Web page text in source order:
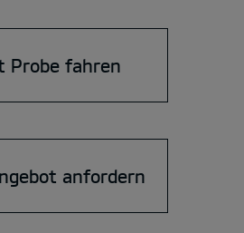
Probe fahren
anfordern